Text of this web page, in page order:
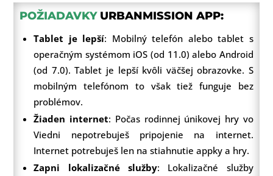
POŽIADAVKYURBANMISSION APP:
Tablet je lepší: Mobilný telefón alebo tablet s
operačným systémom iOS (od 11.0) alebo Android
(od 7.0). Tablet je lepší kvôli väčšej obrazovke. S
mobilným telefónom to však tiež funguje bez
problémov.
Žiaden internet: Počas rodinnej únikovej hry vo
Viedni nepotrebuješ pripojenie na internet.
Internet potrebuješ len na stiahnutie appky a hry.
Zapni lokalizačné služby: Lokalizačné služby